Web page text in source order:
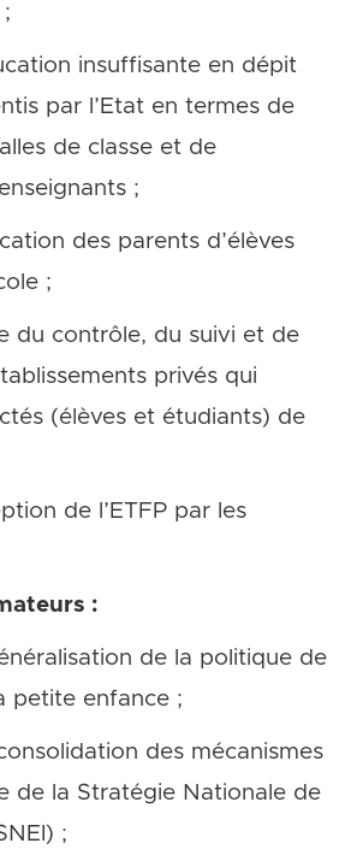
insuffisante en dépit
par l’Etat en termes de
de classe et de
;
des parents d’élèves
;
du contrôle, du suivi et de
privés qui
(élèves et étudiants) de
de l’ETFP par les
:
de la politique de
petite enfance ;
des mécanismes
de la Stratégie Nationale de
;